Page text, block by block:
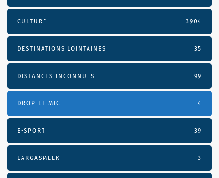
CULTURE 3904
DESTINATIONS LOINTAINES 35
DISTANCES INCONNUES 99
DROP LE MIC 4
E-SPORT 39
EARGASMEEK 3